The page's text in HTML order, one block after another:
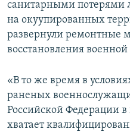
санитарными потерями
на окуупированных
развернули ремонтные
восстановления
«В то же время в
раненых
Российской Федерации в
хватает